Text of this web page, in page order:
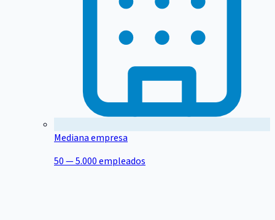
Mediana empresa
50 — 5.000 empleados